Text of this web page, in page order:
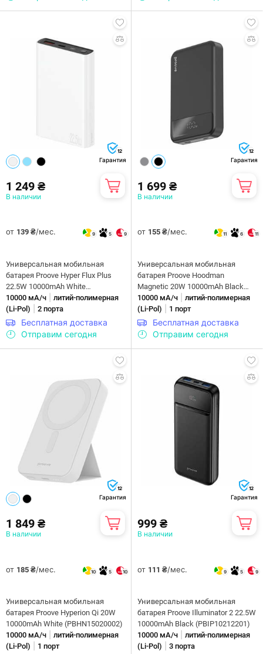
12
Гарантия
1 249 ₴
В наличии
от 139 ₴/мес. 9 5 9
Универсальная мобильная
батарея Proove Hyper Flux Plus
22.5W 10000mAh White
(PBF122120002)
10000 мА/ч
литий-полимерная
(Li-Pol)
2 порта
Бесплатная доставка
Отправим сегодня
12
Гарантия
1 699 ₴
В наличии
от 155 ₴/мес. 11 6 11
Универсальная мобильная
батарея Proove Hoodman
Magnetic 20W 10000mAh Black
(PBH120010001)
10000 мА/ч
литий-полимерная
(Li-Pol)
1 порт
Бесплатная доставка
Отправим сегодня
12
Гарантия
1 849 ₴
В наличии
от 185 ₴/мес. 10 5 10
Универсальная мобильная
батарея Proove Hyperion Qi 20W
10000mAh White (PBHN15020002)
10000 мА/ч
литий-полимерная
(Li-Pol)
1 порт
12
Гарантия
999 ₴
В наличии
от 111 ₴/мес. 9 5 9
Универсальная мобильная
батарея Proove Illuminator 2 22.5W
10000mAh Black (PBIP10212201)
10000 мА/ч
литий-полимерная
(Li-Pol)
3 порта